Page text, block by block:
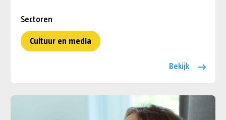
Sectoren
Cultuur en media
Bekijk